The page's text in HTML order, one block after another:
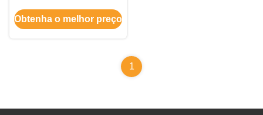
Stepper Motor 28mm
corpo com Encoder
Obtenha o melhor preço
1